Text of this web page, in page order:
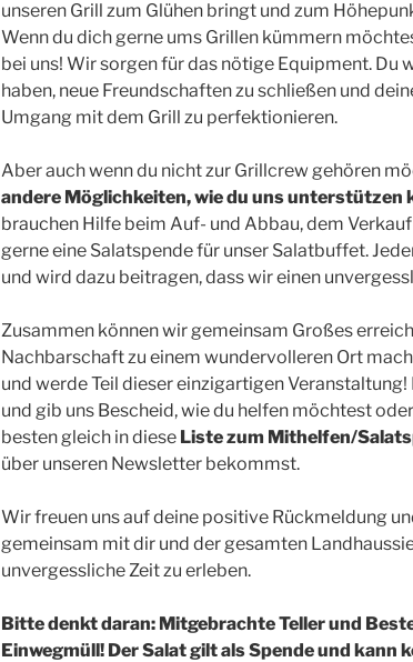
unseren Grill zum Glühen bringt und zum
Wenn du dich gerne ums Grillen kümmern
bei uns! Wir sorgen für das nötige Equipment. Du
haben, neue Freundschaften zu schließen und
Umgang mit dem Grill zu perfektionieren.
Aber auch wenn du nicht zur Grillcrew gehören
andere Möglichkeiten, wie du uns unterstützen
brauchen Hilfe beim Auf- und Abbau, dem
gerne eine Salatspende für unser Salatbuffet.
und wird dazu beitragen, dass wir einen
Zusammen können wir gemeinsam Großes
Nachbarschaft zu einem wundervolleren Ort
und werde Teil dieser einzigartigen
und gib uns Bescheid, wie du helfen möchtest
besten gleich in diese Liste zum Mithelfen/
über unseren Newsletter bekommst.
Wir freuen uns auf deine positive Rückmeldung
gemeinsam mit dir und der gesamten
unvergessliche Zeit zu erleben.
Bitte denkt daran: Mitgebrachte Teller und
Einwegmüll! Der Salat gilt als Spende und kann